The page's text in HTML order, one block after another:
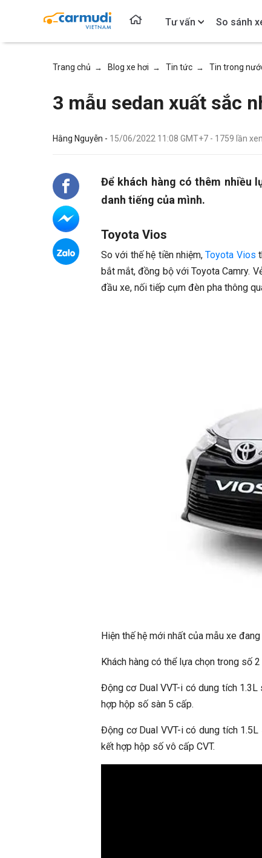
Tư vấn So sánh
Trang chủ → Blog xe hơi → Tin tức → Tin trong
3 mẫu sedan xuất sắc
Hằng Nguyễn - 15/06/2022 11:08 GMT+7 - 1759 lần
Để khách hàng có thêm nhiều
danh tiếng của mình.
Toyota Vios
So với thế hệ tiền nhiệm,Toyota Vios
bắt mắt, đồng bộ với Toyota Camry.
đầu xe, nối tiếp cụm đèn pha thông
Hiện thế hệ mới nhất của mẫu xe
Khách hàng có thể lựa chọn trong số
Động cơ Dual VVT-i có dung tích
hợp hộp số sàn 5 cấp.
Động cơ Dual VVT-i có dung tích
kết hợp hộp số vô cấp CVT.